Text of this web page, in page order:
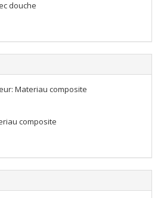
douche
Materiau composite
composite